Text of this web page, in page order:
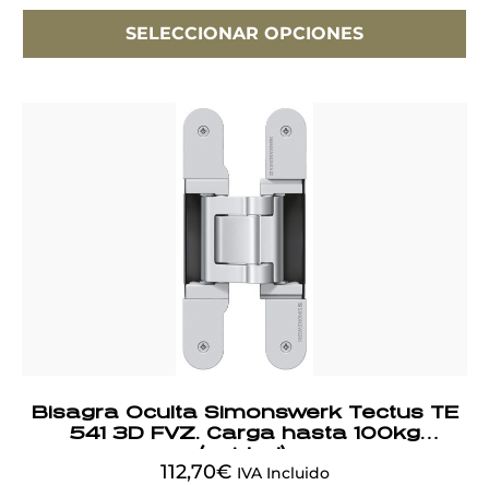
SELECCIONAR OPCIONES
Bisagra Oculta Simonswerk Tectus TE
541 3D FVZ. Carga hasta 100kg
(unidad).
112,70€ IVA Incluido